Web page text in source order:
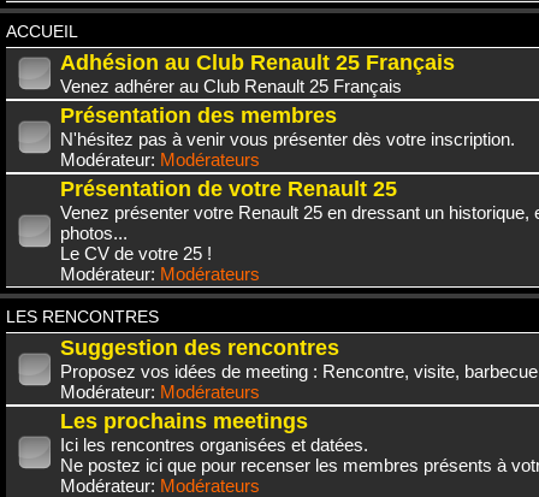
ACCUEIL
Adhésion au Club Renault 25 Français
Venez adhérer au Club Renault 25 Français
Présentation des membres
N'hésitez pas à venir vous présenter dès votre inscription.
Modérateur: Modérateurs
Présentation de votre Renault 25
Venez présenter votre Renault 25 en dressant un historique,
photos...
Le CV de votre 25 !
Modérateur: Modérateurs
LES RENCONTRES
Suggestion des rencontres
Proposez vos idées de meeting : Rencontre, visite,
Modérateur: Modérateurs
Les prochains meetings
Ici les rencontres organisées et datées.
Ne postez ici que pour recenser les membres présents à
Modérateur: Modérateurs